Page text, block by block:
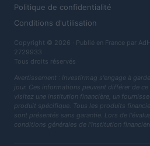
Politique de confidentialité
Conditions d'utilisation
Copyright © 2026 · Publié en France par
2729933
Tous droits réservés
Avertissement : Investirmag s'engage à
jour. Ces informations peuvent différer de
visitez une institution financière, un
produit spécifique. Tous les produits
sont présentés sans garantie. Lors de
conditions générales de l'institution